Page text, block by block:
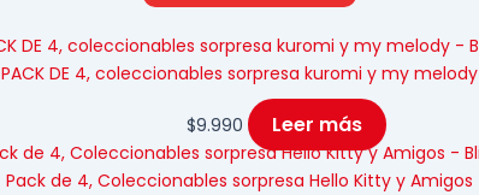
PACK DE 4, coleccionables sorpresa kuromi y my
$9.990 Leer más
Pack de 4, Coleccionables sorpresa Hello Kitty y Amigos